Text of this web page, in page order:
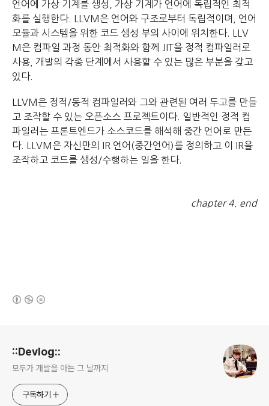
언어에 가상 기계를 생성, 가상 기계가 언어에 독립적인 최적
화를 실행한다. LLVM은 언어와 구조로부터 독립적이며, 언어
모듈과 시스템을 위한 코드 생성 부의 사이에 위치한다. LLV
M은 컴파일 과정 동안 최적화와 함께 JIT을 정적 컴파일러로
사용, 개발의 각종 단계에서 사용할 수 있는 많은 부분을 갖고
있다.
LLVM은 정적/동적 컴파일러와 그와 관련된 여러 두고를 만들
고 조작할 수 있는 오픈소스 프로젝트이다. 일반적인 정적 컴
파일러는 프론트엔드가 소스코드를 해석해 중간 언어로 만든
다. LLVM은 자신만의 IR 언어(중간언어)를 정의하고 이 IR을
조작하고 코드를 생성/수행하는 일을 한다.
chapter 4. end
::Devlog::
모두가 개발을 아는 그 날까지
구독하기